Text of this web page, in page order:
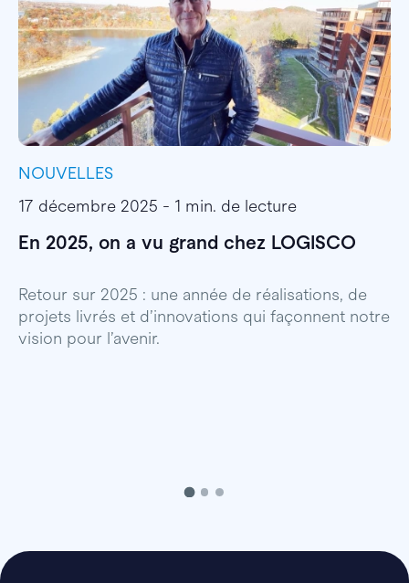
NOUVELLES
17 décembre 2025 - 1 min. de lecture
En 2025, on a vu grand chez LOGISCO
Retour sur 2025 : une année de réalisations, de
projets livrés et d’innovations qui façonnent notre
vision pour l’avenir.